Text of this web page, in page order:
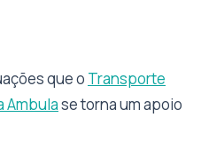
que o Transporte
Ambulase torna um apoio